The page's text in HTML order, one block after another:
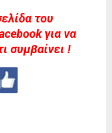
του
για να
συμβαίνει !